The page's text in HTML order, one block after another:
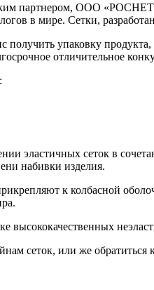
партнером, ООО
в мире. Сетки,
упаковку
отличительное
эластичных сеток в
набивки изделия.
к колбасной
сеток, или же